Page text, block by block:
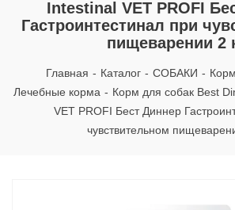
+7 (950)
Intestinal VET PROFI
Гастроинтестинал при
пищеварении 2
Главная - Каталог - СОБАКИ -
Лечебные корма - Корм для собак Best
VET PROFI Бест Диннер
чувствительном